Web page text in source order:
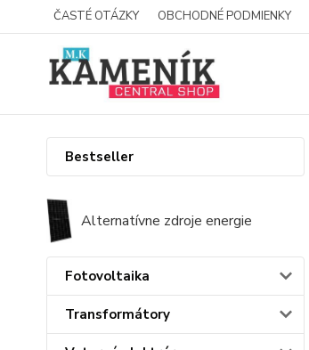
ČASTÉ OTÁZKY OBCHODNÉ PODMIENKY
Bestseller
Alternatívne zdroje energie
Fotovoltaika
Transformátory